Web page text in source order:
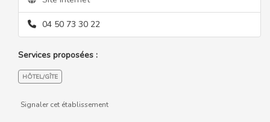
04 50 73 30 22
Services proposées :
HÔTEL/GÎTE
Signaler cet établissement